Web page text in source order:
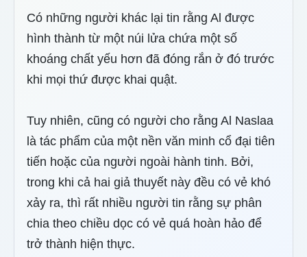
Có những người khác lại tin rằng Al được
hình thành từ một núi lửa chứa một số
khoáng chất yếu hơn đã đóng rắn ở đó trước
khi mọi thứ được khai quật.
Tuy nhiên, cũng có người cho rằng Al Naslaa
là tác phẩm của một nền văn minh cổ đại tiên
tiến hoặc của người ngoài hành tinh. Bởi,
trong khi cả hai giả thuyết này đều có vẻ khó
xảy ra, thì rất nhiều người tin rằng sự phân
chia theo chiều dọc có vẻ quá hoàn hảo để
trở thành hiện thực.